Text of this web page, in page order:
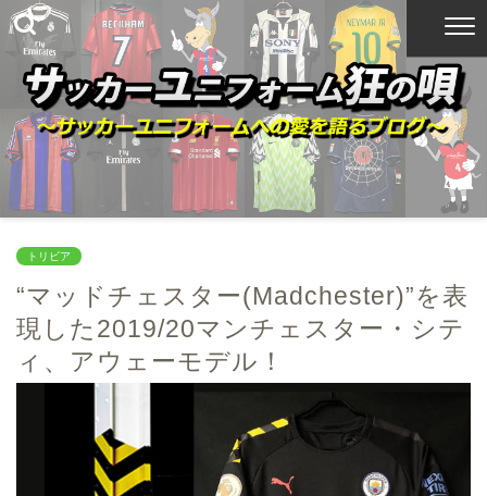
トリビア
“マッドチェスター(Madchester)”を表
現した2019/20マンチェスター・シテ
ィ、アウェーモデル！